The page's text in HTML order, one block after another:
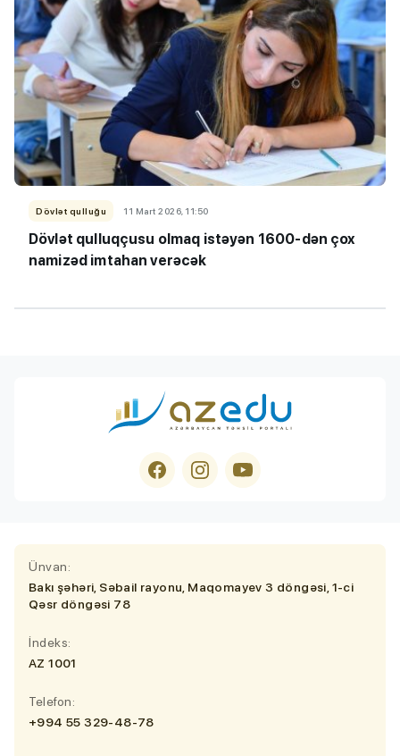
Dövlət qulluğu 11 Mart 2026, 11:50
Dövlət qulluqçusu olmaq istəyən 1600-dən çox
namizəd imtahan verəcək
Ünvan:
Bakı şəhəri, Səbail rayonu, Maqomayev 3 döngəsi, 1-ci
Qəsr döngəsi 78
İndeks:
AZ 1001
Telefon:
+994 55 329-48-78